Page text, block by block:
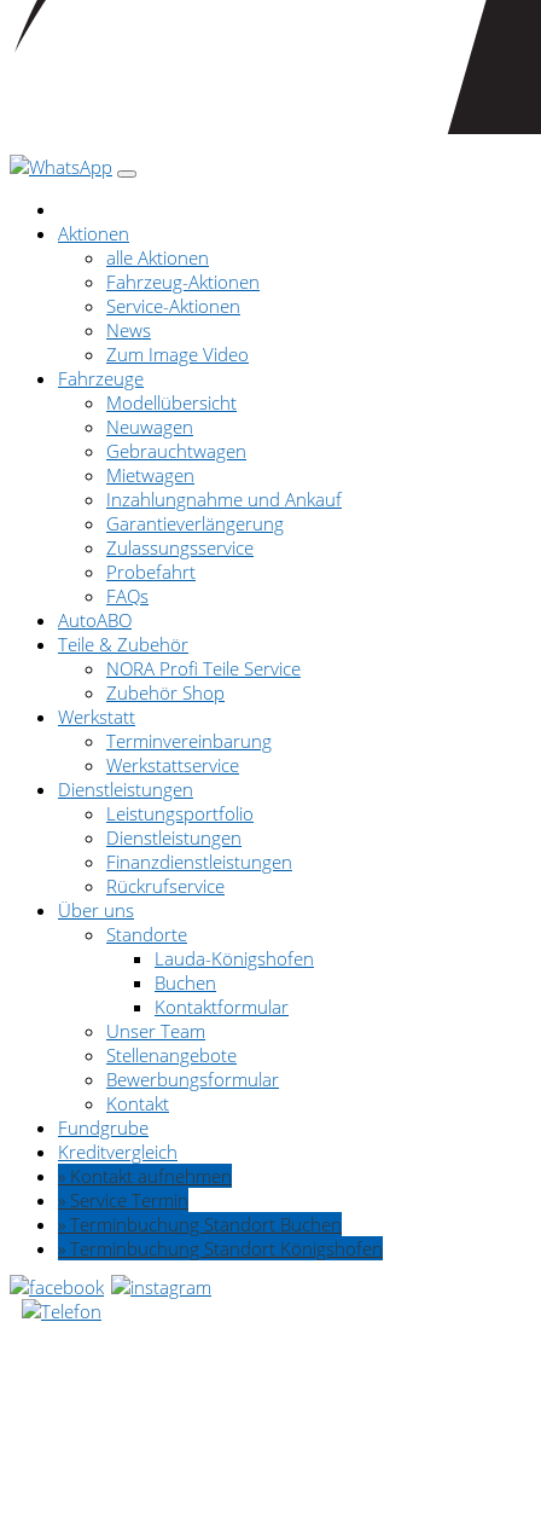
Aktionen
alle Aktionen
Fahrzeug-Aktionen
Service-Aktionen
News
Zum Image Video
Fahrzeuge
Modellübersicht
Neuwagen
Gebrauchtwagen
Mietwagen
Inzahlungnahme und Ankauf
Garantieverlängerung
Zulassungsservice
Probefahrt
FAQs
AutoABO
Teile & Zubehör
NORA Profi Teile Service
Zubehör Shop
Werkstatt
Terminvereinbarung
Werkstattservice
Dienstleistungen
Leistungsportfolio
Dienstleistungen
Finanzdienstleistungen
Rückrufservice
Über uns
Standorte
Lauda-Königshofen
Buchen
Kontaktformular
Unser Team
Stellenangebote
Bewerbungsformular
Kontakt
Fundgrube
Kreditvergleich
» Kontakt aufnehmen
» Service Termin
» Terminbuchung Standort Buchen
» Terminbuchung Standort Königshofen